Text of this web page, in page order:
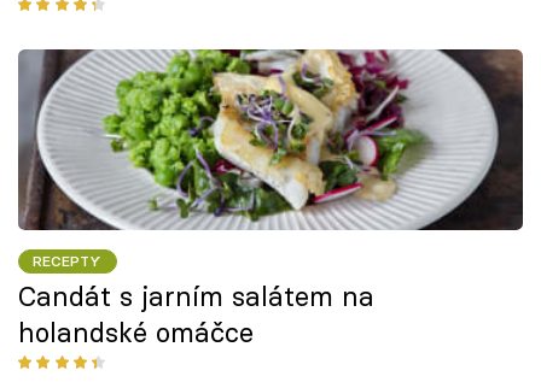
RECEPTY
Candát s jarním salátem na
holandské omáčce